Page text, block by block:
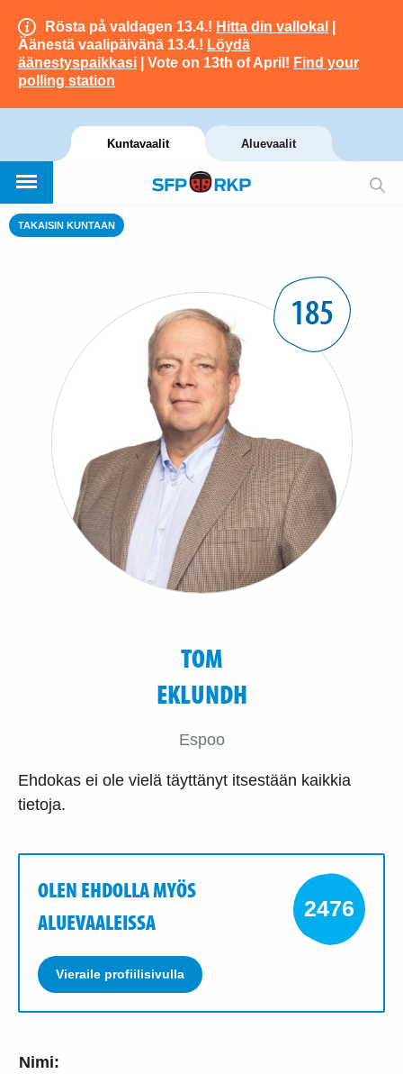
Rösta på valdagen 13.4.! Hitta din vallokal
Äänestä vaalipäivänä 13.4.! Löydä
äänestyspaikkasi | Vote on 13th of April! Find your
polling station
Kuntavaalit Aluevaalit
TAKAISIN KUNTAAN
Nimi:
185
TOM
EKLUNDH
Espoo
Ehdokas ei ole vielä täyttänyt itsestään kaikkia
tietoja.
OLEN EHDOLLA MYÖS
ALUEVAALEISSA
Vieraile profiilisivulla
2476